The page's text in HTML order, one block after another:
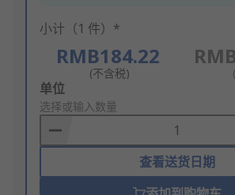
小计（1 件）*
RMB184.22
(不含税)
Add
to
Basket
单位
选择或输入数量
查看送货日期